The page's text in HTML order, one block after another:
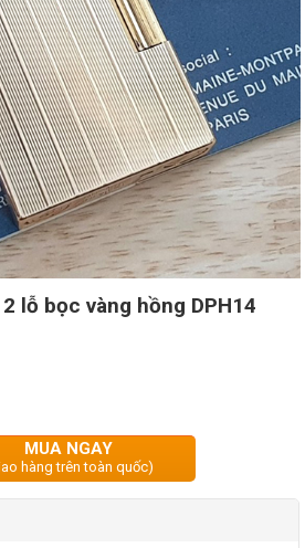
lỗ bọc vàng hồng DPH14
MUA NGAY
hàng trên toàn quốc)